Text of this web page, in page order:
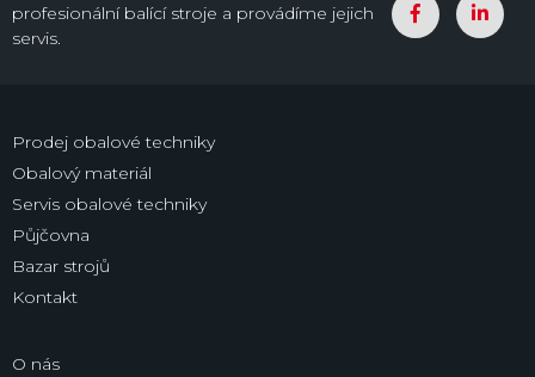
profesionální balící stroje a provádíme jejich
servis.
Prodej obalové techniky
Obalový materiál
Servis obalové techniky
Půjčovna
Bazar strojů
Kontakt
O nás